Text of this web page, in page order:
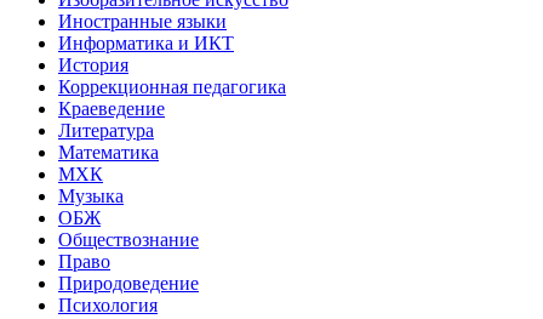
Иностранные языки
Информатика и ИКТ
История
Коррекционная педагогика
Краеведение
Литература
Математика
МХК
Музыка
ОБЖ
Обществознание
Право
Природоведение
Психология